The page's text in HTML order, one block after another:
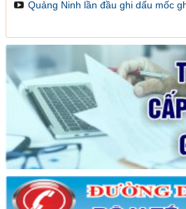
Quảng Ninh lần đầu ghi dấu mốc